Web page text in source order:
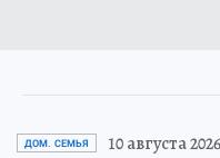
ДОМ. СЕМЬЯ 10 августа